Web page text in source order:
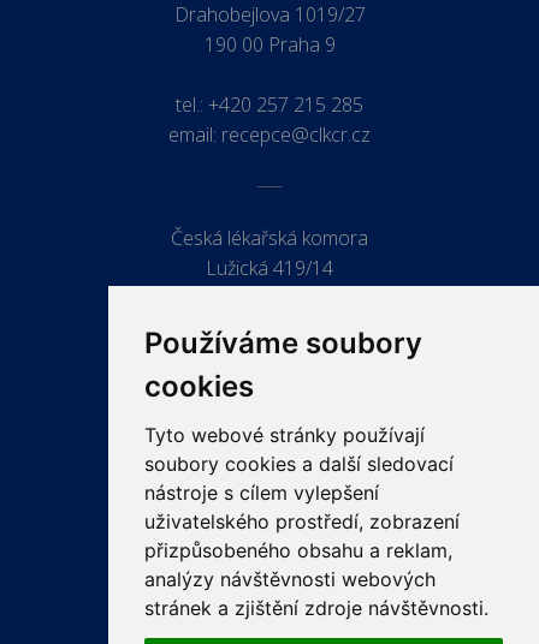
Používáme soubory
cookies
Tyto webové stránky používají
soubory cookies a další sledovací
nástroje s cílem vylepšení
uživatelského prostředí, zobrazení
přizpůsobeného obsahu a reklam,
analýzy návštěvnosti webových
stránek a zjištění zdroje návštěvnosti.
Drahobejlova 1019/27
190 00 Praha 9
tel.: +420 257 215 285
email: recepce@clkcr.cz
Česká lékařská komora
Lužická 419/14
ODKAZY
PRO LÉKAŘE
PRO VEŘEJNOST
VZDĚLÁVÁNÍ